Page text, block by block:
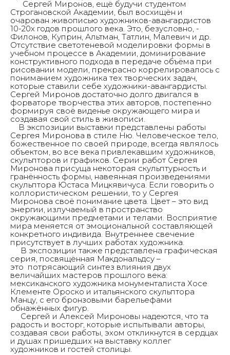
Сергей Миронов, ещё будучи студентом
Строгановской Академии, был восхищён и
очарован живописью художников-авангардистов
10-20х годов прошлого века. Это, безусловно, -
Филонов, Куприн, Альтман, Татлин, Малевич и др.
Отсутствие светотеневой моделировки формы в
учебном процессе в Академии, доминирование
конструктивного подхода в передаче объёма при
рисовании модели, прекрасно коррелировалось с
пониманием художника тех творческих задач,
которые ставили себе художники-авангардисты.
Сергей Миронов достаточно долго двигался в
форваторе творчества этих авторов, постепенно
формируя своё виденье окружающего мира и
создавая свой стиль в живописи.
В экспозиции выставки представлены работы
Сергея Миронова в стиле Ню. Человеческое тело,
божественное по своей природе, всегда являлось
объектом, во все века привлекавшим художников,
скульпторов и графиков. Серии работ Сергея
Миронова присуща некоторая скульптурность и
гранённость формы, навеянная произведениями
скульптора Юстаса Мицкявичуса. Если говорить о
коллористическом решении, то у Сергея
Миронова своё понимание цвета. Цвет – это вид
энергии, излучаемый в пространство
окружающими предметами и телами. Восприятие
мира меняется от эмоциональной составляющей
конкретного индивида. Внутреннее свечение
присутствует в лучших работах художника.
В экспозиции также представлена графическая
серия, посвящённая Макдональдсу –
это потрясающий синтез влияния двух
величайших мастеров прошлого века:
мексиканского художника монументалиста Хосе
Клементе Ороско и итальянского скульптора
Манцу, с его бронзовыми барельефами
обнажённых фигур.
Сергей и Алексей Мироновы надеются, что та
радость и восторг, которые испытывали авторы,
создавая свои работы, эхом откликнутся в сердцах
и душах пришедших на выставку коллег
художников и гостей столицы.
Галерея
Тушино
© 2017-2023 Выставочные залы Москвы
Главная
О нас
Новости
Заявка на проект
Контакты
Билеты
Обратная связь
Студии